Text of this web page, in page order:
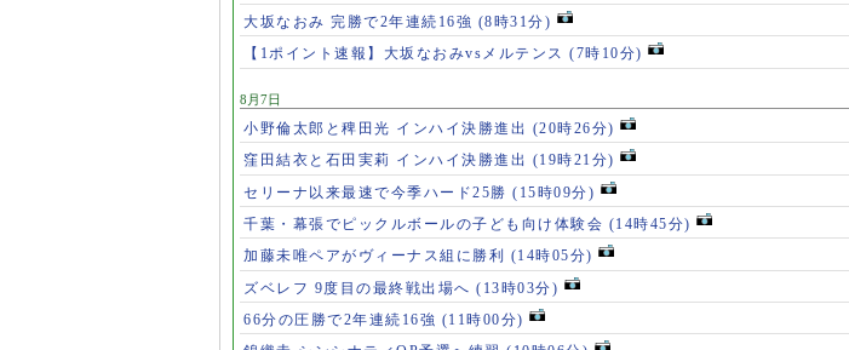
大坂なおみ 完勝で2年連続16強 (8時31分)
【1ポイント速報】大坂なおみvsメルテンス (7時10分)
8月7日
小野倫太郎と稗田光 インハイ決勝進出 (20時26分)
窪田結衣と石田実莉 インハイ決勝進出 (19時21分)
セリーナ以来最速で今季ハード25勝 (15時09分)
千葉・幕張でピックルボールの子ども向け体験会 (14時45分)
加藤未唯ペアがヴィーナス組に勝利 (14時05分)
ズベレフ 9度目の最終戦出場へ (13時03分)
66分の圧勝で2年連続16強 (11時00分)